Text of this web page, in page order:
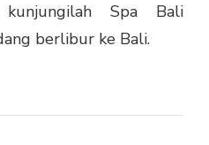
Spa Bali
berlibur ke Bali.